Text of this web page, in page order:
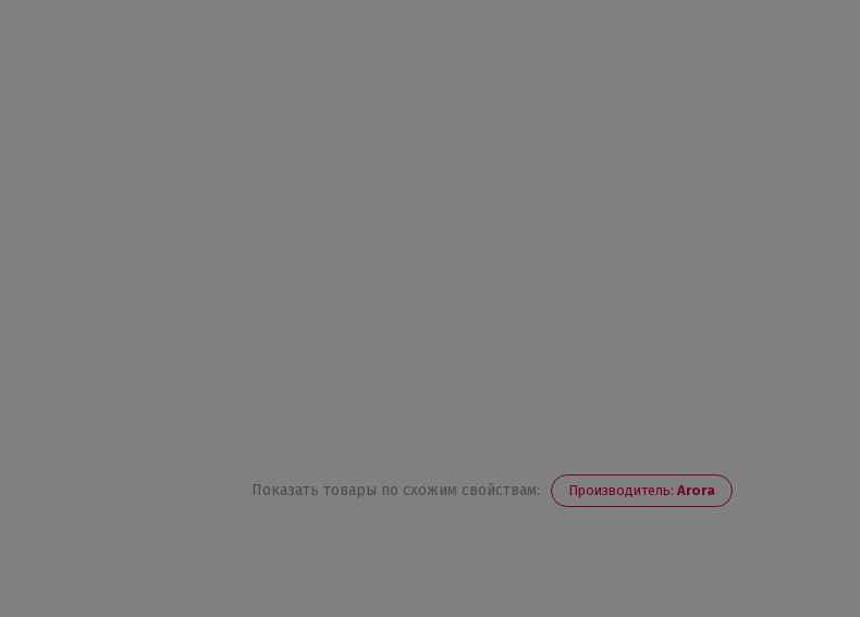
Показать товары по схожим свойствам: Производитель: Arora